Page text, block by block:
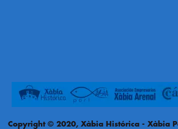
Copyright © 2020, Xàbia Histórica - Xàbia